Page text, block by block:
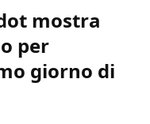
mostra
per
giorno di